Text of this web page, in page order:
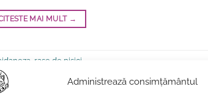
Administrează consimțământul
MAI MULT →
rase de pisici